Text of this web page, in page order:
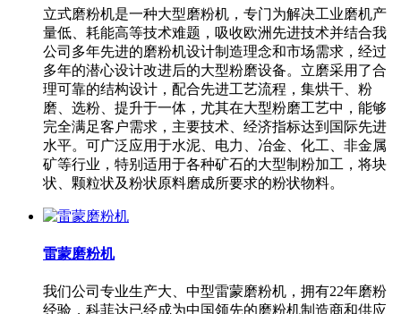
立式磨粉机是一种大型磨粉机，专门为解决工业磨机产
量低、耗能高等技术难题，吸收欧洲先进技术并结合我
公司多年先进的磨粉机设计制造理念和市场需求，经过
多年的潜心设计改进后的大型粉磨设备。立磨采用了合
理可靠的结构设计，配合先进工艺流程，集烘干、粉
磨、选粉、提升于一体，尤其在大型粉磨工艺中，能够
完全满足客户需求，主要技术、经济指标达到国际先进
水平。可广泛应用于水泥、电力、冶金、化工、非金属
矿等行业，特别适用于各种矿石的大型制粉加工，将块
状、颗粒状及粉状原料磨成所要求的粉状物料。
雷蒙磨粉机
我们公司专业生产大、中型雷蒙磨粉机，拥有22年磨粉
经验，科菲达已经成为中国领先的磨粉机制造商和供应